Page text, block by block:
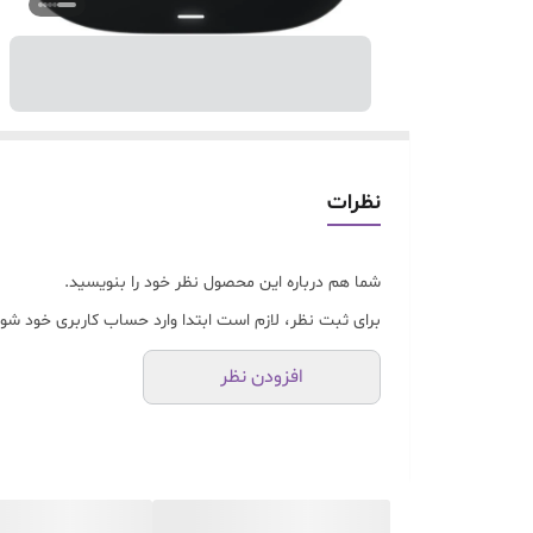
نظرات
شما هم درباره این محصول نظر خود را بنویسید.
برای ثبت نظر، لازم است ابتدا وارد حساب کاربری خود
افزودن نظر